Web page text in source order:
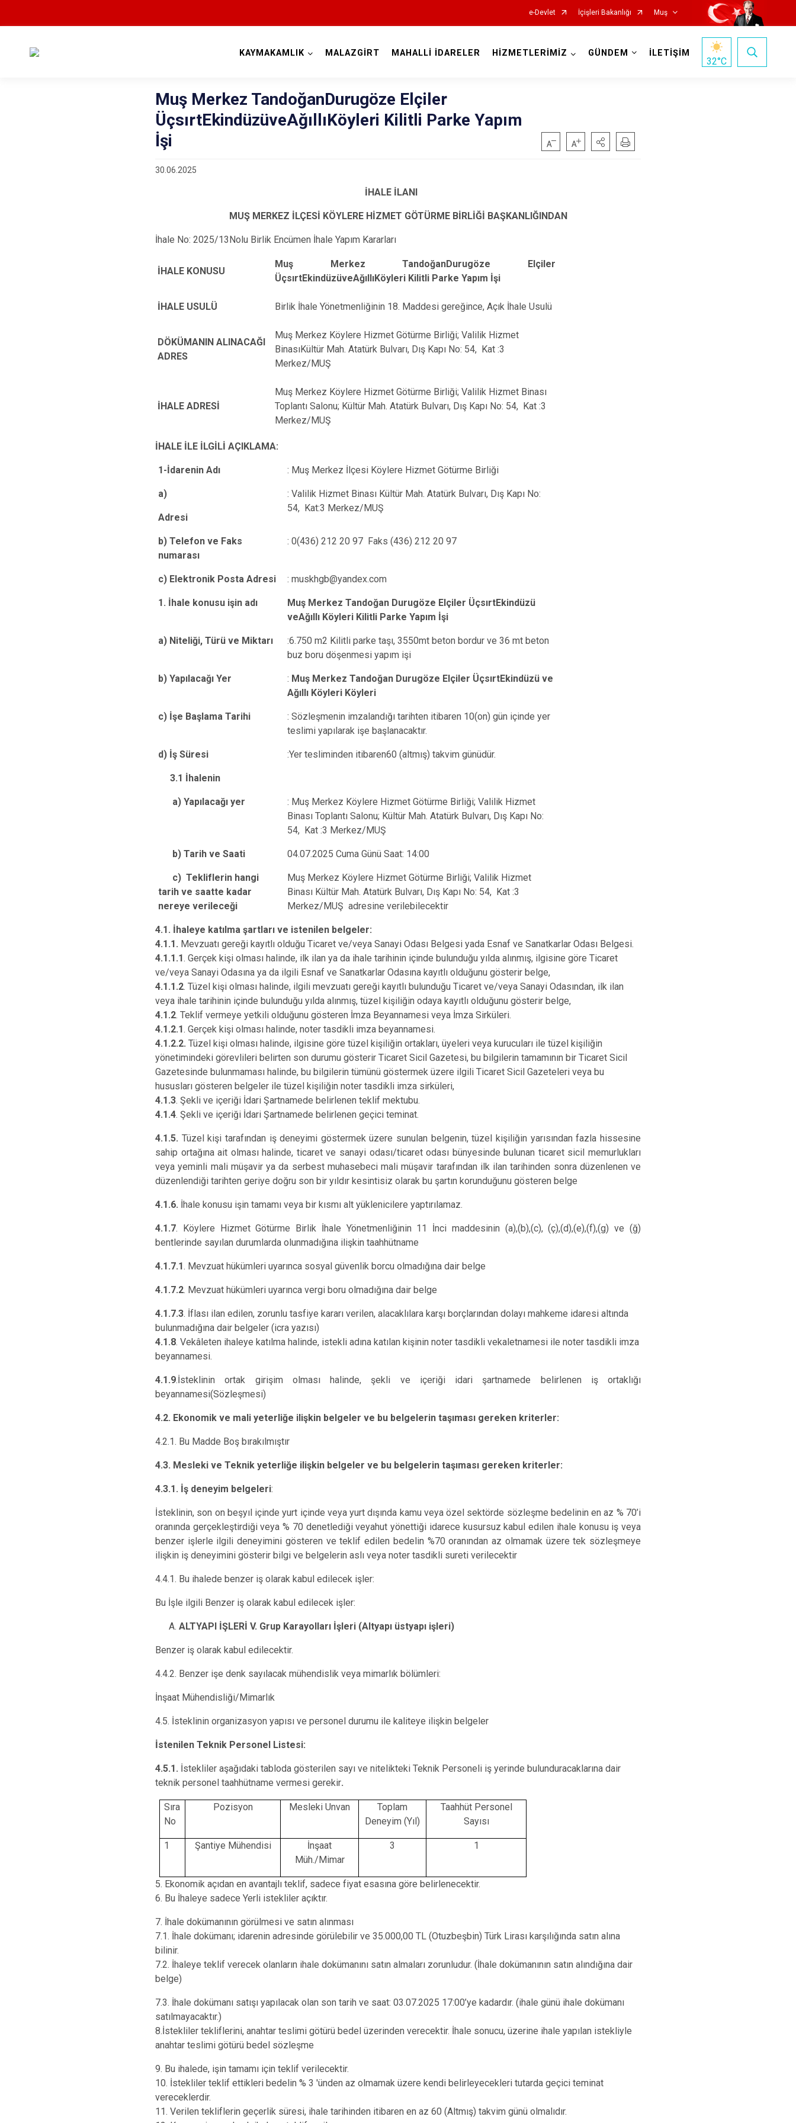
e-Devlet İçişleri Bakanlığı Muş
Malazgirt
Varto
KAYMAKAMLIK MALAZGİRT MAHALLİ İDARELER HİZMETLERİMİZ GÜNDEM İLETİŞİM
32°C
Muş Merkez TandoğanDurugöze Elçiler
ÜçsırtEkindüzüveAğıllıKöyleri Kilitli Parke Yapım
İşi
30.06.2025
İHALE İLANI
MUŞ MERKEZ İLÇESİ KÖYLERE HİZMET GÖTÜRME BİRLİĞİ BAŞKANLIĞINDAN
İhale No: 2025/13Nolu Birlik Encümen İhale Yapım Kararları
İHALE KONUSU
Muş Merkez TandoğanDurugöze Elçiler
ÜçsırtEkindüzüveAğıllıKöyleri Kilitli Parke Yapım İşi
İHALE USULÜ Birlik İhale Yönetmenliğinin 18. Maddesi gereğince, Açık İhale Usulü
DÖKÜMANIN ALINACAĞI
ADRES
Muş Merkez Köylere Hizmet Götürme Birliği; Valilik Hizmet
BinasıKültür Mah. Atatürk Bulvarı, Dış Kapı No: 54, Kat :3
Merkez/MUŞ
İHALE ADRESİ
Muş Merkez Köylere Hizmet Götürme Birliği; Valilik Hizmet Binası
Toplantı Salonu; Kültür Mah. Atatürk Bulvarı, Dış Kapı No: 54, Kat :3
Merkez/MUŞ
İHALE İLE İLGİLİ AÇIKLAMA:
1-İdarenin Adı : Muş Merkez İlçesi Köylere Hizmet Götürme Birliği
a)
Adresi
: Valilik Hizmet Binası Kültür Mah. Atatürk Bulvarı, Dış Kapı No:
54, Kat:3 Merkez/MUŞ
b) Telefon ve Faks
numarası
: 0(436) 212 20 97 Faks (436) 212 20 97
c) Elektronik Posta Adresi : muskhgb@yandex.com
1. İhale konusu işin adı
Muş Merkez Tandoğan Durugöze Elçiler ÜçsırtEkindüzü
veAğıllı Köyleri Kilitli Parke Yapım İşi
a) Niteliği, Türü ve Miktarı
:6.750 m2 Kilitli parke taşı, 3550mt beton bordur ve 36 mt beton
buz boru döşenmesi yapım işi
b) Yapılacağı Yer : Muş Merkez Tandoğan Durugöze Elçiler ÜçsırtEkindüzü ve
Ağıllı Köyleri Köyleri
c) İşe Başlama Tarihi
: Sözleşmenin imzalandığı tarihten itibaren 10(on) gün içinde yer
teslimi yapılarak işe başlanacaktır.
d) İş Süresi :Yer tesliminden itibaren60 (altmış) takvim günüdür.
3.1 İhalenin
a) Yapılacağı yer
: Muş Merkez Köylere Hizmet Götürme Birliği; Valilik Hizmet
Binası Toplantı Salonu; Kültür Mah. Atatürk Bulvarı, Dış Kapı No:
54, Kat :3 Merkez/MUŞ
b) Tarih ve Saati 04.07.2025 Cuma Günü Saat: 14:00
c) Tekliflerin hangi
tarih ve saatte kadar
nereye verileceği
Muş Merkez Köylere Hizmet Götürme Birliği; Valilik Hizmet
Binası Kültür Mah. Atatürk Bulvarı, Dış Kapı No: 54, Kat :3
Merkez/MUŞ adresine verilebilecektir
4.1. İhaleye katılma şartları ve istenilen belgeler:
4.1.1. Mevzuatı gereği kayıtlı olduğu Ticaret ve/veya Sanayi Odası Belgesi yada Esnaf ve Sanatkarlar Odası Belgesi.
4.1.1.1. Gerçek kişi olması halinde, ilk ilan ya da ihale tarihinin içinde bulunduğu yılda alınmış, ilgisine göre Ticaret
ve/veya Sanayi Odasına ya da ilgili Esnaf ve Sanatkarlar Odasına kayıtlı olduğunu gösterir belge,
4.1.1.2. Tüzel kişi olması halinde, ilgili mevzuatı gereği kayıtlı bulunduğu Ticaret ve/veya Sanayi Odasından, ilk ilan
veya ihale tarihinin içinde bulunduğu yılda alınmış, tüzel kişiliğin odaya kayıtlı olduğunu gösterir belge,
4.1.2. Teklif vermeye yetkili olduğunu gösteren İmza Beyannamesi veya İmza Sirküleri.
4.1.2.1. Gerçek kişi olması halinde, noter tasdikli imza beyannamesi.
4.1.2.2. Tüzel kişi olması halinde, ilgisine göre tüzel kişiliğin ortakları, üyeleri veya kurucuları ile tüzel kişiliğin
yönetimindeki görevlileri belirten son durumu gösterir Ticaret Sicil Gazetesi, bu bilgilerin tamamının bir Ticaret Sicil
Gazetesinde bulunmaması halinde, bu bilgilerin tümünü göstermek üzere ilgili Ticaret Sicil Gazeteleri veya bu
hususları gösteren belgeler ile tüzel kişiliğin noter tasdikli imza sirküleri,
4.1.3. Şekli ve içeriği İdari Şartnamede belirlenen teklif mektubu.
4.1.4. Şekli ve içeriği İdari Şartnamede belirlenen geçici teminat.
4.1.5. Tüzel kişi tarafından iş deneyimi göstermek üzere sunulan belgenin, tüzel kişiliğin yarısından fazla hissesine
sahip ortağına ait olması halinde, ticaret ve sanayi odası/ticaret odası bünyesinde bulunan ticaret sicil memurlukları
veya yeminli mali müşavir ya da serbest muhasebeci mali müşavir tarafından ilk ilan tarihinden sonra düzenlenen ve
düzenlendiği tarihten geriye doğru son bir yıldır kesintisiz olarak bu şartın korunduğunu gösteren belge
4.1.6. İhale konusu işin tamamı veya bir kısmı alt yüklenicilere yaptırılamaz.
4.1.7. Köylere Hizmet Götürme Birlik İhale Yönetmenliğinin 11 İnci maddesinin (a),(b),(c), (ç),(d),(e),(f),(g) ve (ğ)
bentlerinde sayılan durumlarda olunmadığına ilişkin taahhütname
4.1.7.1. Mevzuat hükümleri uyarınca sosyal güvenlik borcu olmadığına dair belge
4.1.7.2. Mevzuat hükümleri uyarınca vergi boru olmadığına dair belge
4.1.7.3. İflası ilan edilen, zorunlu tasfiye kararı verilen, alacaklılara karşı borçlarından dolayı mahkeme idaresi altında
bulunmadığına dair belgeler (icra yazısı)
4.1.8. Vekâleten ihaleye katılma halinde, istekli adına katılan kişinin noter tasdikli vekaletnamesi ile noter tasdikli imza
beyannamesi.
4.1.9.İsteklinin ortak girişim olması halinde, şekli ve içeriği idari şartnamede belirlenen iş ortaklığı
beyannamesi(Sözleşmesi)
4.2. Ekonomik ve mali yeterliğe ilişkin belgeler ve bu belgelerin taşıması gereken kriterler:
4.2.1. Bu Madde Boş bırakılmıştır
4.3. Mesleki ve Teknik yeterliğe ilişkin belgeler ve bu belgelerin taşıması gereken kriterler:
4.3.1. İş deneyim belgeleri:
İsteklinin, son on beşyıl içinde yurt içinde veya yurt dışında kamu veya özel sektörde sözleşme bedelinin en az % 70’i
oranında gerçekleştirdiği veya % 70 denetlediği veyahut yönettiği idarece kusursuz kabul edilen ihale konusu iş veya
benzer işlerle ilgili deneyimini gösteren ve teklif edilen bedelin %70 oranından az olmamak üzere tek sözleşmeye
ilişkin iş deneyimini gösterir bilgi ve belgelerin aslı veya noter tasdikli sureti verilecektir
4.4.1. Bu ihalede benzer iş olarak kabul edilecek işler:
Bu İşle ilgili Benzer iş olarak kabul edilecek işler:
ALTYAPI İŞLERİ V. Grup Karayolları İşleri (Altyapı üstyapı işleri)
Benzer iş olarak kabul edilecektir.
4.4.2. Benzer işe denk sayılacak mühendislik veya mimarlık bölümleri:
İnşaat Mühendisliği/Mimarlık
4.5. İsteklinin organizasyon yapısı ve personel durumu ile kaliteye ilişkin belgeler
İstenilen Teknik Personel Listesi:
4.5.1. İstekliler aşağıdaki tabloda gösterilen sayı ve nitelikteki Teknik Personeli iş yerinde bulunduracaklarına dair
teknik personel taahhütname vermesi gerekir.
Sıra
No
Pozisyon Mesleki Unvan
Toplam
Deneyim (Yıl)
Taahhüt Personel
Sayısı
1 Şantiye Mühendisi
İnşaat
Müh./Mimar
3 1
5. Ekonomik açıdan en avantajlı teklif, sadece fiyat esasına göre belirlenecektir.
6. Bu İhaleye sadece Yerli istekliler açıktır.
7. İhale dokümanının görülmesi ve satın alınması
7.1. İhale dokümanı; idarenin adresinde görülebilir ve 35.000,00 TL (Otuzbeşbin) Türk Lirası karşılığında satın alına
bilinir.
7.2. İhaleye teklif verecek olanların ihale dokümanını satın almaları zorunludur. (İhale dokümanının satın alındığına dair
belge)
7.3. İhale dokümanı satışı yapılacak olan son tarih ve saat: 03.07.2025 17:00’ye kadardır. (ihale günü ihale dokümanı
satılmayacaktır.)
8.İstekliler tekliflerini, anahtar teslimi götürü bedel üzerinden verecektir. İhale sonucu, üzerine ihale yapılan istekliyle
anahtar teslimi götürü bedel sözleşme
9. Bu ihalede, işin tamamı için teklif verilecektir.
10. İstekliler teklif ettikleri bedelin % 3 'ünden az olmamak üzere kendi belirleyecekleri tutarda geçici teminat
vereceklerdir.
11. Verilen tekliflerin geçerlik süresi, ihale tarihinden itibaren en az 60 (Altmış) takvim günü olmalıdır.